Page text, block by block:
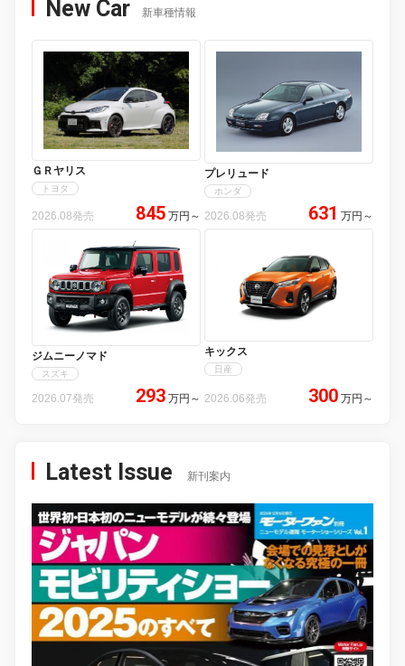
New Car 新車種情報
ＧＲヤリス
トヨタ
2026.08発売 845 万円 ～
プレリュード
ホンダ
2026.08発売 631 万円 ～
ジムニーノマド
スズキ
2026.07発売 293 万円 ～
キックス
日産
2026.06発売 300 万円 ～
Latest Issue 新刊案内